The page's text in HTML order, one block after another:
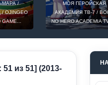
/
OJINGEO
МОЯ ГЕРОЙСКАЯ
АКАДЕМИЯ ТВ-7 /
NO HERO ACADEMIA
из 51] (2013-